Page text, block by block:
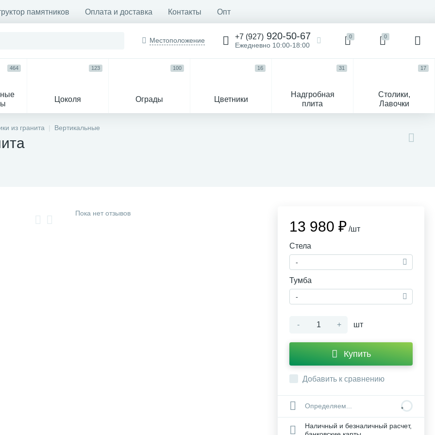
памятников Оплата и доставка Контакты Опт
Местоположение +7 (927) 920-50-67
Ежедневно 10:00-18:00
0 0
464
Цоколя
123
Ограды
100
Цветники
16
Надгробная
плита
31
Столики,
Лавочки
17
из гранита Вертикальные
Пока нет отзывов
13 980 ₽ /шт
Стела
-
Тумба
-
- + шт
Купить
Добавить к сравнению
Определяем...
Наличный и безналичный расчет,